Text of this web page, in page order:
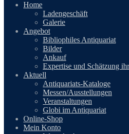
Home
Ladengeschäft
Galerie
Angebot
Bibliophiles Antiquariat
Bilder
Ankauf
Expertise und Schätzung
Aktuell
Antiquariats-Kataloge
Messen/Ausstellungen
Veranstaltungen
Globi im Antiquariat
Online-Shop
Mein Konto